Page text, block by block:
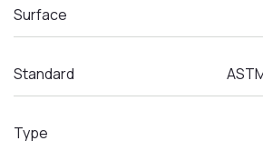
Surface
Standard
Type